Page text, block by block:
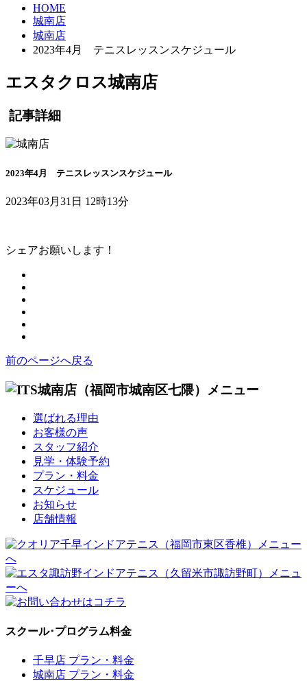
HOME
城南店
城南店
2023年4月 テニスレッスンスケジュール
エスタクロス城南店
記事詳細
2023年4月 テニスレッスンスケジュール
2023年03月31日 12時13分
シェアお願いします！
前のページへ戻る
選ばれる理由
お客様の声
スタッフ紹介
見学・体験予約
プラン・料金
スケジュール
お知らせ
店舗情報
スクール･プログラム料金
千早店 プラン・料金
城南店 プラン・料金